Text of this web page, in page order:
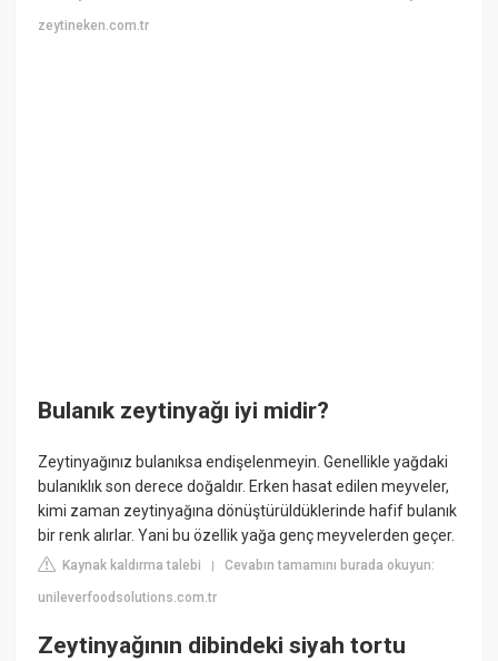
zeytineken.com.tr
Bulanık zeytinyağı iyi midir?
Zeytinyağınız bulanıksa endişelenmeyin. Genellikle yağdaki
bulanıklık son derece doğaldır. Erken hasat edilen meyveler,
kimi zaman zeytinyağına dönüştürüldüklerinde hafif bulanık
bir renk alırlar. Yani bu özellik yağa genç meyvelerden geçer.
Kaynak kaldırma talebi |Cevabın tamamını burada okuyun:
unileverfoodsolutions.com.tr
Zeytinyağının dibindeki siyah tortu